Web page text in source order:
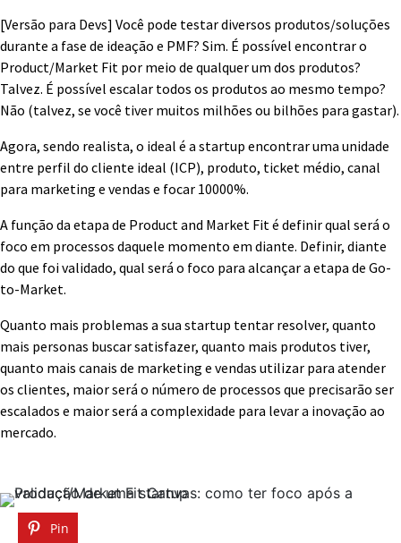
[Versão para Devs] Você pode testar diversos produtos/soluções
durante a fase de ideação e PMF? Sim. É possível encontrar o
Product/Market Fit por meio de qualquer um dos produtos?
Talvez. É possível escalar todos os produtos ao mesmo tempo?
Não (talvez, se você tiver muitos milhões ou bilhões para gastar).
Agora, sendo realista, o ideal é a startup encontrar uma unidade
entre perfil do cliente ideal (ICP), produto, ticket médio, canal
para marketing e vendas e focar 10000%.
A função da etapa de Product and Market Fit é definir qual será o
foco em processos daquele momento em diante. Definir, diante
do que foi validado, qual será o foco para alcançar a etapa de Go-
to-Market.
Quanto mais problemas a sua startup tentar resolver, quanto
mais personas buscar satisfazer, quanto mais produtos tiver,
quanto mais canais de marketing e vendas utilizar para atender
os clientes, maior será o número de processos que precisarão ser
escalados e maior será a complexidade para levar a inovação ao
mercado.
Pin